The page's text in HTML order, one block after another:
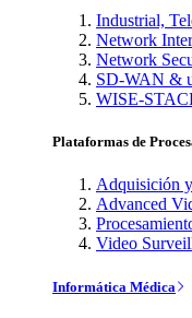
Industrial,
Network
Network
SD-WAN &
WISE-
Plataformas de
Adquisición
Advanced
Video
Informática Médica